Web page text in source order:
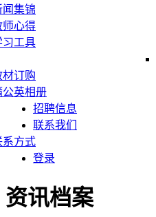
闻集锦
师心得
习工具
材订购
公英相册
招聘信息
联系我们
系方式
登录
资讯档案